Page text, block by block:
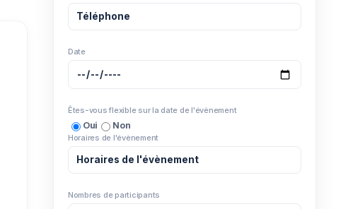
Date
Êtes-vous flexible sur la date de l'évènement
Oui Non
Horaires de l'évènement
Nombres de participants